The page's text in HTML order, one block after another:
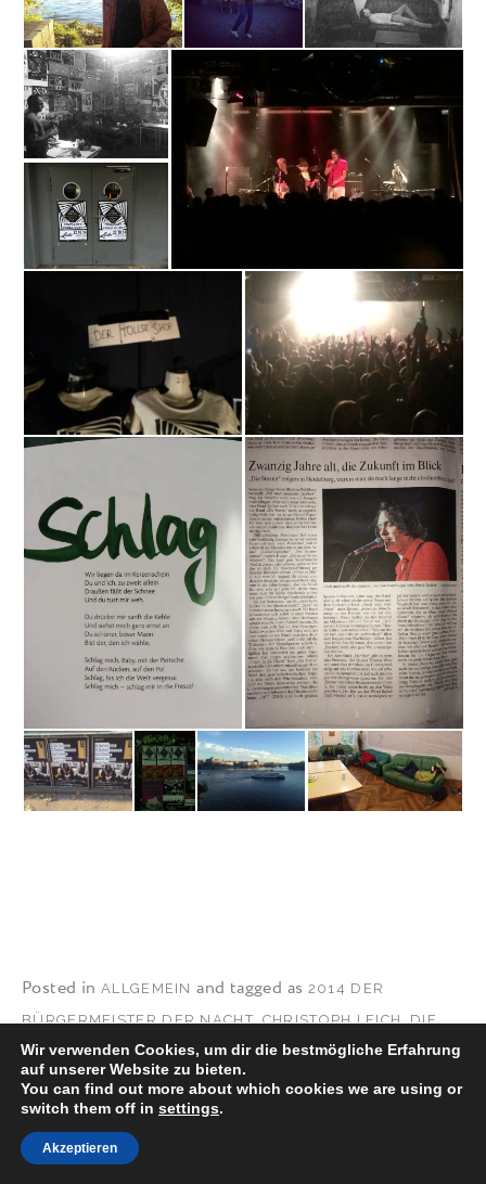
Posted in ALLGEMEIN and tagged as 2014 DER
BÜRGERMEISTER DER NACHT,CHRISTOPH LEICH,DIE
STERNE,DYAN VALDES,EXIL,FEATURED,FLUCHT IN DIE
FLUCHT ,FRANK SPILKER,FYNN STEINER,JOACHIM
FRANZ BÜCHNER,JORGE WITTERSHEIM
KRAUTZUNGEN
Wir verwenden Cookies, um dir die bestmögliche Erfahrung
auf unserer Website zu bieten.
You can find out more about which cookies we are using or
switch them off in settings.
Akzeptieren